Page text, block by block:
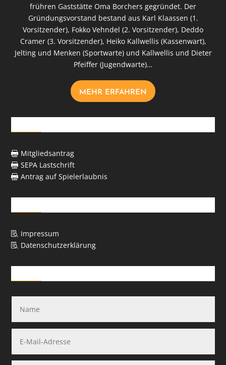
frühren Gaststätte Oma Borchers gegründet. Der
Gründungsvorstand bestand aus Karl Klaassen (1.
Vorsitzender), Fokko Vehndel (2. Vorsitzender), Deddo
Cramer (3. Vorsitzender), Heiko Kallwellis (Kassenwart),
Jelting und Menken (Sportwarte) und Kallwellis und Dieter
Pfeiffer (Jugendwarte)…
MEHR ERFAHREN
 Mitgliedsantrag
 SEPA Lastschrift
 Antrag auf Spielerlaubnis
 Impressum
 Datenschutzerklärung